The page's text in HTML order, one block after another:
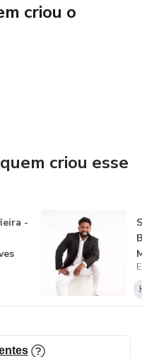
criou o
criou esse
-